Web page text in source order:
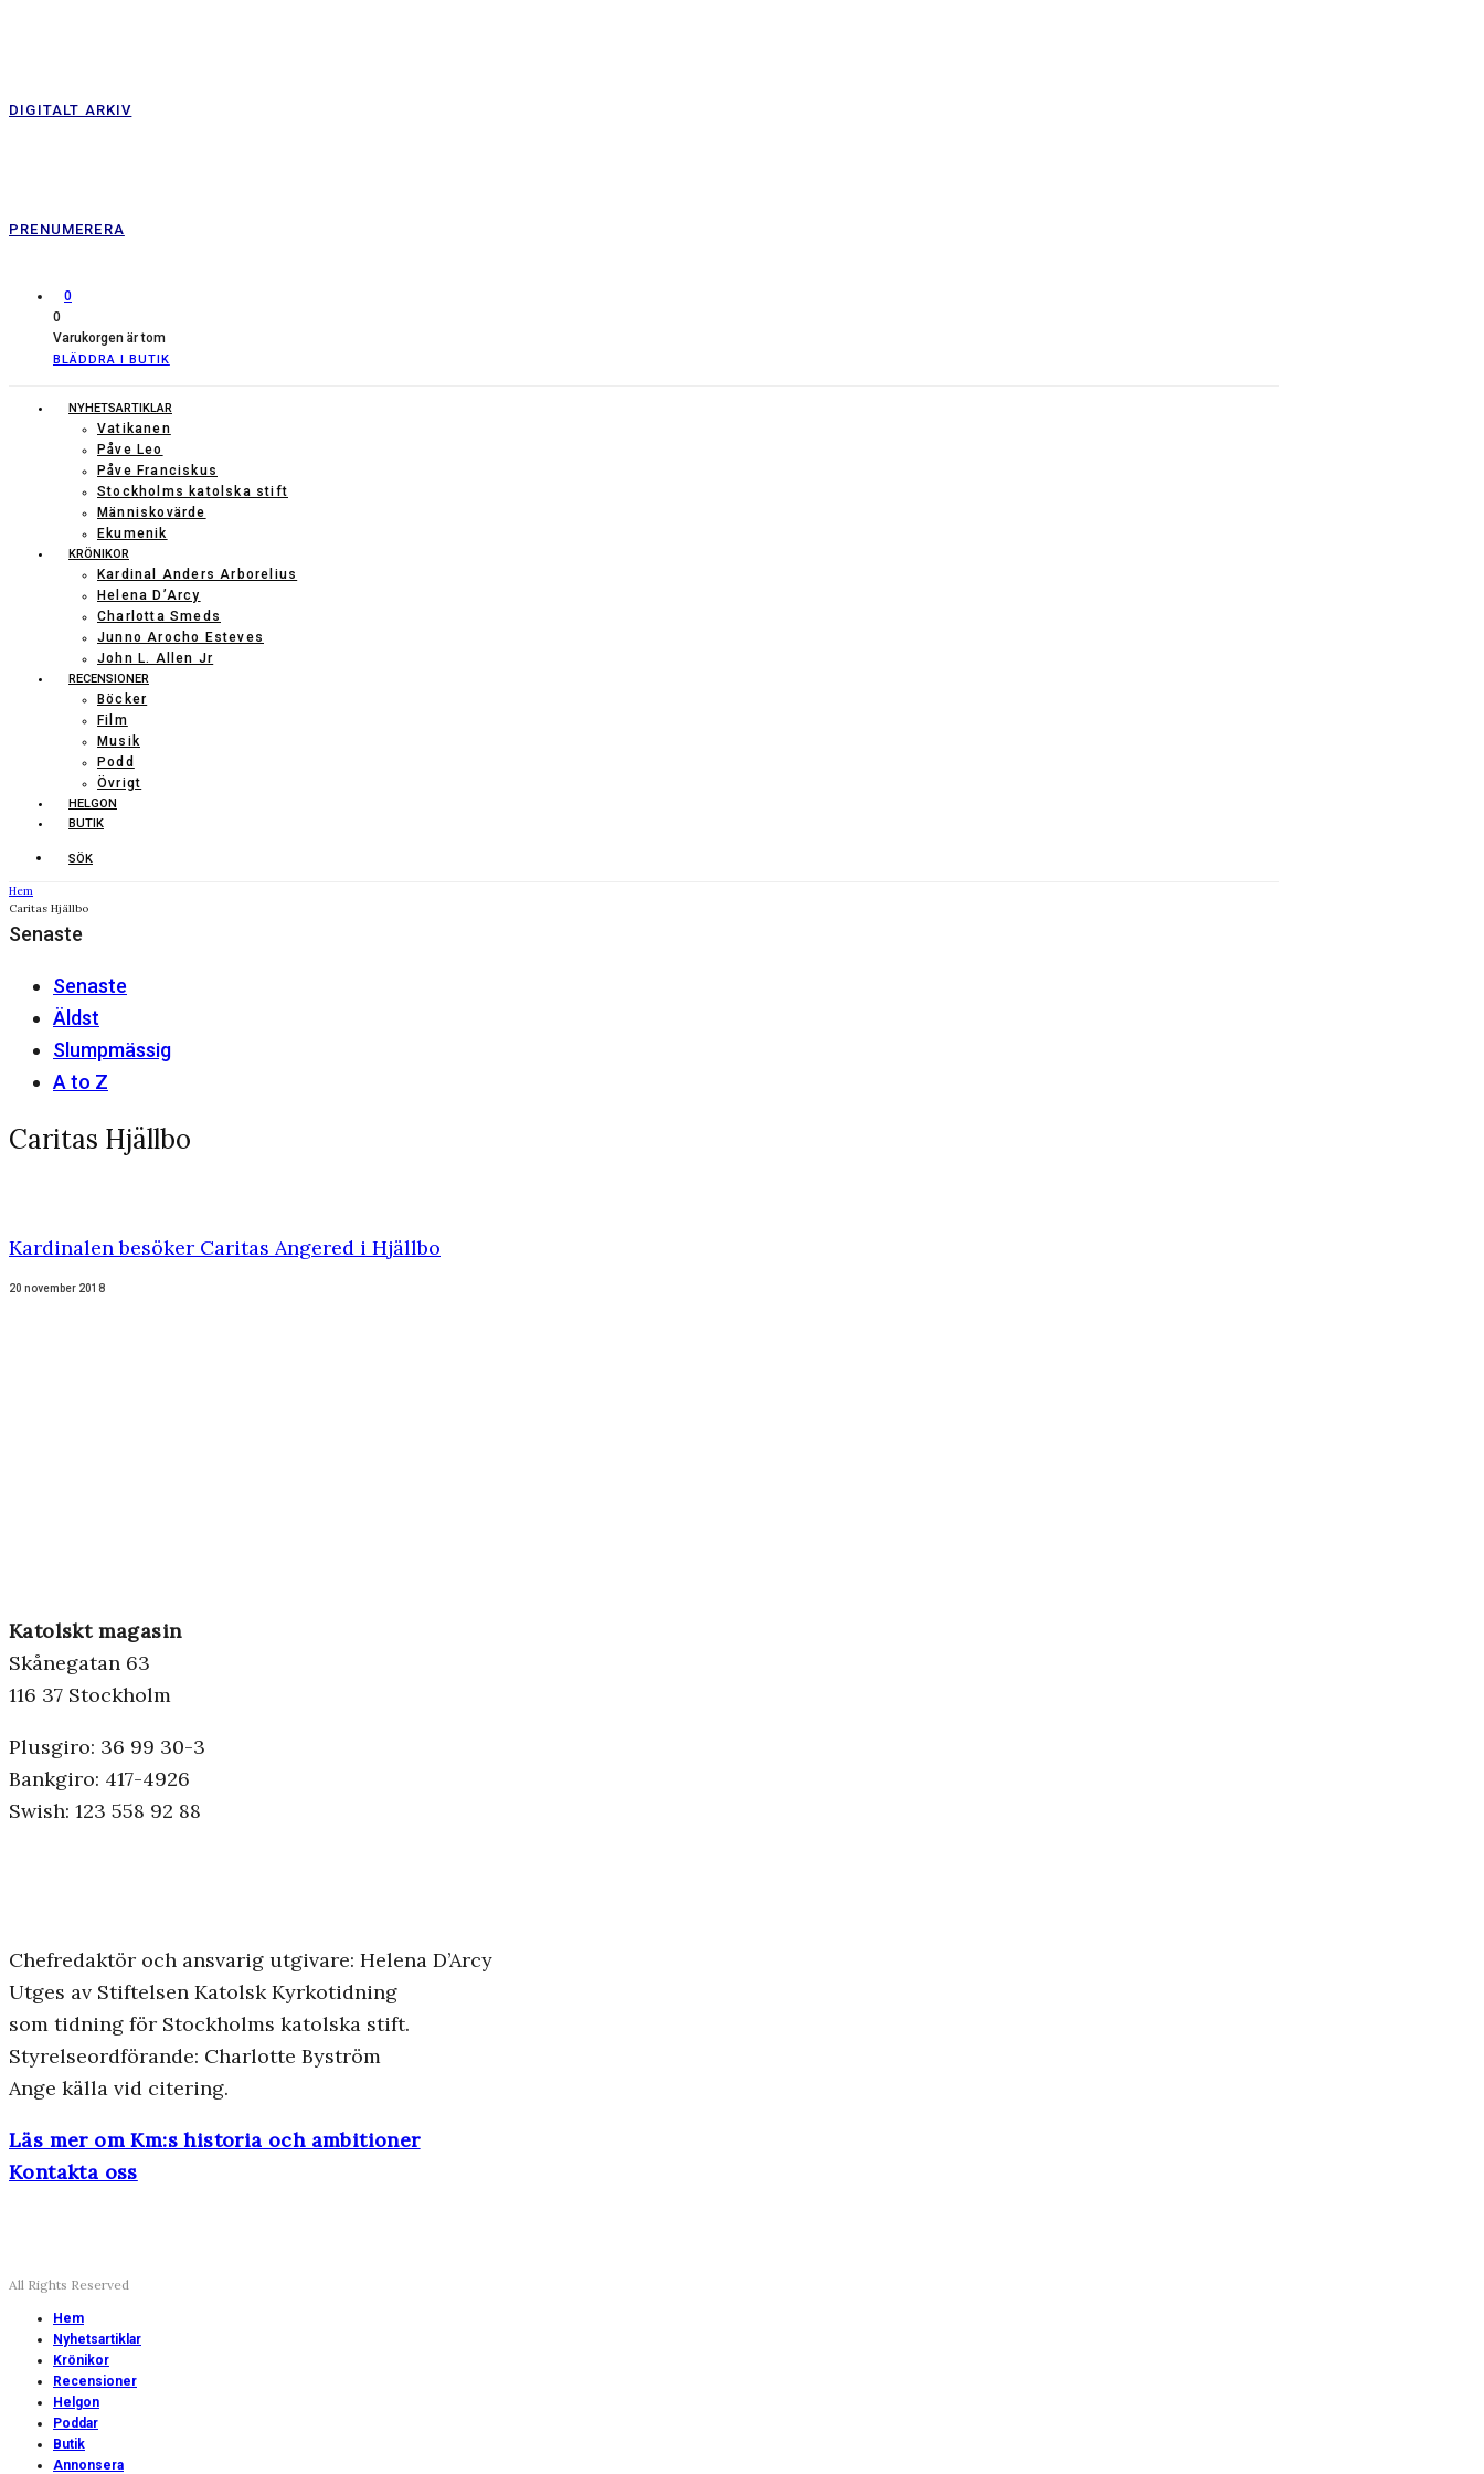
DIGITALT ARKIV
PRENUMERERA
0
0
Varukorgen är tom
BLÄDDRA I BUTIK
NYHETSARTIKLAR
Vatikanen
Påve Leo
Påve Franciskus
Stockholms katolska stift
Människovärde
Ekumenik
KRÖNIKOR
Kardinal Anders Arborelius
Helena D’Arcy
Charlotta Smeds
Junno Arocho Esteves
John L. Allen Jr
RECENSIONER
Böcker
Film
Musik
Podd
Övrigt
HELGON
BUTIK
SÖK
Hem
Caritas Hjällbo
Senaste
Senaste
Äldst
Slumpmässig
A to Z
Caritas Hjällbo
Kardinalen besöker Caritas Angered i Hjällbo
20 november 2018
Katolskt magasin
Skånegatan 63
116 37 Stockholm
Plusgiro: 36 99 30-3
Bankgiro: 417-4926
Swish: 123 558 92 88
Chefredaktör och ansvarig utgivare: Helena D’Arcy
Utges av Stiftelsen Katolsk Kyrkotidning
som tidning för Stockholms katolska stift.
Styrelseordförande: Charlotte Byström
Ange källa vid citering.
Läs mer om Km:s historia och ambitioner
Kontakta oss
All Rights Reserved
Hem
Nyhetsartiklar
Krönikor
Recensioner
Helgon
Poddar
Butik
Annonsera